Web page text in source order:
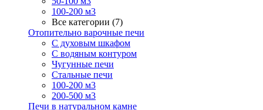
100-200 м3
Все категории (7)
Отопительно варочные печи
С духовым шкафом
С водяным контуром
Чугунные печи
Стальные печи
100-200 м3
200-500 м3
Печи в натуральном камне